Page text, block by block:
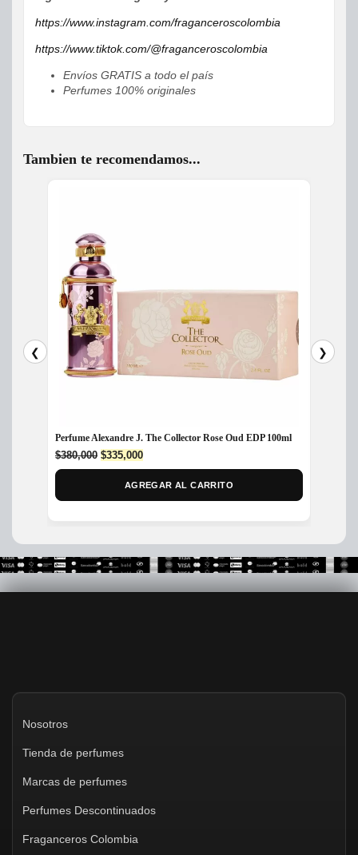
https://www.instagram.com/fraganceroscolombia
https://www.tiktok.com/@fraganceroscolombia
Envíos GRATIS a todo el país
Perfumes 100% originales
Tambien te recomendamos...
❮
Perfume Alexandre J. The Collector Rose Oud EDP 100ml
$380,000 Original
price
$335,000Current
price
is:
AGREGAR AL CARRITO
❯
Nosotros
Tienda de perfumes
Marcas de perfumes
Perfumes Descontinuados
Fraganceros Colombia